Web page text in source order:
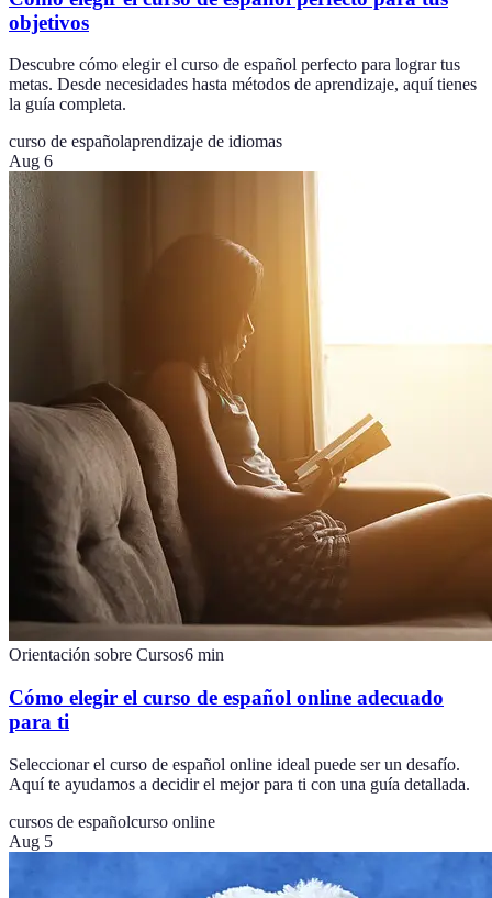
objetivos
Descubre cómo elegir el curso de español perfecto para lograr tus
metas. Desde necesidades hasta métodos de aprendizaje, aquí tienes
la guía completa.
curso de españolaprendizaje de idiomas
Aug 6
Orientación sobre Cursos6 min
Cómo elegir el curso de español online adecuado
para ti
Seleccionar el curso de español online ideal puede ser un desafío.
Aquí te ayudamos a decidir el mejor para ti con una guía detallada.
cursos de españolcurso online
Aug 5